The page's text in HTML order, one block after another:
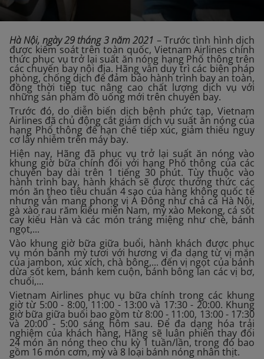
Hà Nội, ngày 29 tháng 3 năm 2021 – Trước tình hình dịch
được kiểm soát trên toàn quốc, Vietnam Airlines chính
thức phục vụ trở lại suất ăn nóng hạng Phổ thông trên
các chuyến bay nội địa. Hãng vẫn duy trì các biện pháp
phòng, chống dịch để đảm bảo hành trình bay an toàn,
đồng thời tiếp tục nâng cao chất lượng dịch vụ với
những sản phẩm đồ uống mới trên chuyến bay.
Trước đó, do diễn biến dịch bệnh phức tạp, Vietnam
Airlines đã chủ động cắt giảm dịch vụ suất ăn nóng của
hạng Phổ thông để hạn chế tiếp xúc, giảm thiểu nguy
cơ lây nhiễm trên máy bay.
Hiện nay, Hãng đã phục vụ trở lại suất ăn nóng vào
khung giờ bữa chính đối với hạng Phổ thông của các
chuyến bay dài trên 1 tiếng 30 phút. Tùy thuộc vào
hành trình bay, hành khách sẽ được thưởng thức các
món ăn theo tiêu chuẩn 4 sao của hàng không quốc tế
nhưng vẫn mang phong vị Á Đông như chả cá Hà Nội,
gà xào rau răm kiểu miền Nam, mỳ xào Mekong, cá sốt
cay kiểu Hàn và các món tráng miệng như chè, bánh
ngọt,...
Vào khung giờ bữa giữa buổi, hành khách được phục
vụ món bánh mỳ tươi với hương vị đa dạng từ vị mặn
của jambon, xúc xích, chà bông,... đến vị ngọt của bánh
dừa sốt kem, bánh kem cuộn, bánh bông lan các vị bơ,
chuối,...
Vietnam Airlines phục vụ bữa chính trong các khung
giờ từ 5:00 - 8:00, 11:00 - 13:00 và 17:30 - 20:00. Khung
giờ bữa giữa buổi bao gồm từ 8:00 - 11:00, 13:00 - 17:30
và 20:00 - 5:00 sáng hôm sau. Để đa dạng hóa trải
nghiệm của khách hàng, Hãng sẽ luân phiên thay đổi
24 món ăn nóng theo chu kỳ 1 tuần/lần, trong đó bao
gồm 16 món cơm, mỳ và 8 loại bánh nóng nhân thịt.